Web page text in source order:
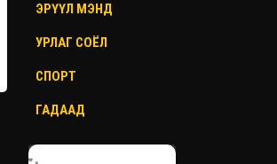
ЭРҮҮЛ МЭНД
УРЛАГ СОЁЛ
СПОРТ
ГАДААД